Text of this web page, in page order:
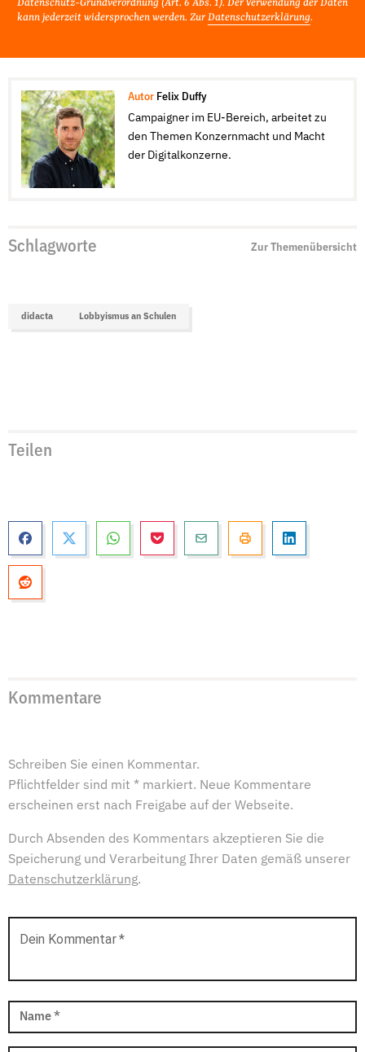
Datenschutz-Grundverordnung (Art. 6 Abs. 1). Der Verwendung der Daten
kann jederzeit widersprochen werden. Zur Datenschutzerklärung.
Autor Felix Duffy
Campaigner im EU-Bereich, arbeitet zu
den Themen Konzernmacht und Macht
der Digitalkonzerne.
Schlagworte Zur Themenübersicht
didacta Lobbyismus an Schulen
Teilen
Kommentare
Schreiben Sie einen Kommentar.
Pflichtfelder sind mit * markiert. Neue Kommentare
erscheinen erst nach Freigabe auf der Webseite.
Durch Absenden des Kommentars akzeptieren Sie die
Speicherung und Verarbeitung Ihrer Daten gemäß unserer
Datenschutzerklärung.
Dein Kommentar*
Name *